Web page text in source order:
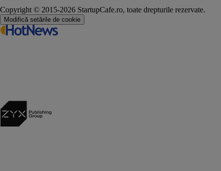
Copyright © 2015-2026 StartupCafe.ro, toate drepturile rezervate.
Modifică setările de cookie